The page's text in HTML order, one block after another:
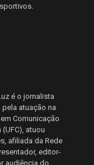
é o jornalista
atuação na
Comunicação
atuou
afiliada da Rede
editor-
audiência do